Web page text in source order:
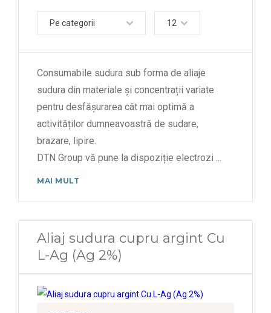
Pe categorii 12
Consumabile sudura sub forma de aliaje
sudura din materiale și concentrații variate
pentru desfășurarea cât mai optimă a
activităților dumneavoastră de sudare,
brazare, lipire.
DTN Group vă pune la dispoziție electrozi
MAI MULT
Aliaj sudura cupru argint Cu
L-Ag (Ag 2%)